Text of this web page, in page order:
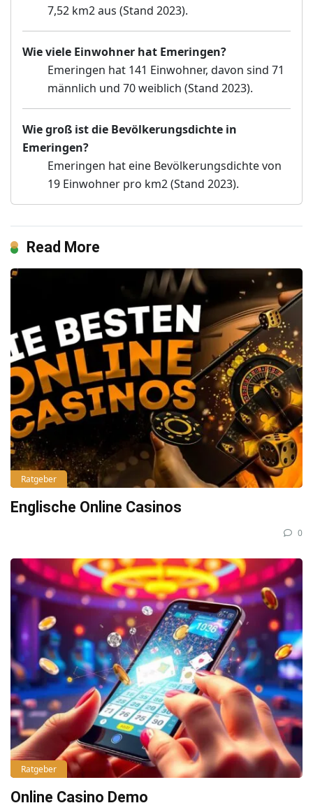
7,52 km2 aus (Stand 2023).
Wie viele Einwohner hat Emeringen?
Emeringen hat 141 Einwohner, davon sind 71
männlich und 70 weiblich (Stand 2023).
Wie groß ist die Bevölkerungsdichte in
Emeringen?
Emeringen hat eine Bevölkerungsdichte von
19 Einwohner pro km2 (Stand 2023).
Read More
Ratgeber
Englische Online Casinos
0
Ratgeber
Online Casino Demo